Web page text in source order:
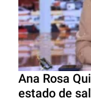
Ana Rosa
estado de